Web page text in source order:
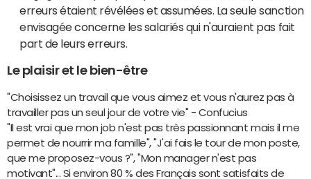
erreurs étaient révélées et assumées. La seule sanction
envisagée concerne les salariés qui n'auraient pas fait
part de leurs erreurs.
Le plaisir et le bien-être
"Choisissez un travail que vous aimez et vous n'aurez pas à
travailler pas un seul jour de votre vie" - Confucius
"Il est vrai que mon job n'est pas très passionnant mais il me
permet de nourrir ma famille", "J'ai fais le tour de mon poste,
que me proposez-vous ?", "Mon manager n'est pas
motivant"... Si environ 80 % des Français sont satisfaits de